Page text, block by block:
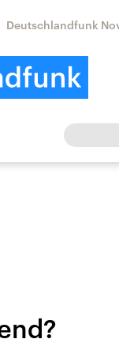
Deutschlandfunk
Iran